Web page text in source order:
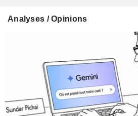
Analyses / Opinions